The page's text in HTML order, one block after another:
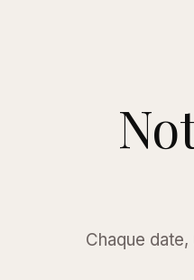
Chaque